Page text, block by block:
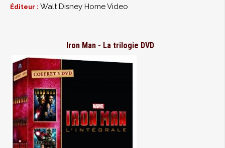
Éditeur : Walt Disney Home Video
Iron Man - La trilogie DVD